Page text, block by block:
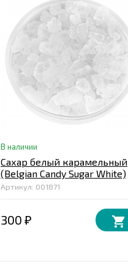
В наличии
Сахар белый карамельный
(Belgian Candy Sugar White)
250 гр.
Артикул: 001871
300 ₽